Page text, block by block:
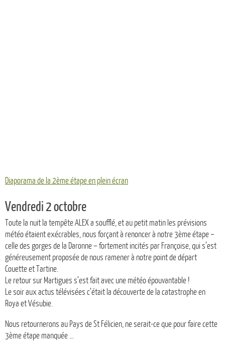
Diaporama de la 2ème étape en plein écran
Vendredi 2 octobre
Toute la nuit la tempête ALEX a soufflé, et au petit matin les prévisions
météo étaient exécrables, nous forçant à renoncer à notre 3ème étape –
celle des gorges de la Daronne – fortement incités par Françoise, qui s’est
généreusement proposée de nous ramener à notre point de départ
Couette et Tartine.
Le retour sur Martigues s’est fait avec une météo épouvantable !
Le soir aux actus télévisées c’était la découverte de la catastrophe en
Roya et Vésubie.
Nous retournerons au Pays de St Félicien, ne serait-ce que pour faire cette
3ème étape manquée …